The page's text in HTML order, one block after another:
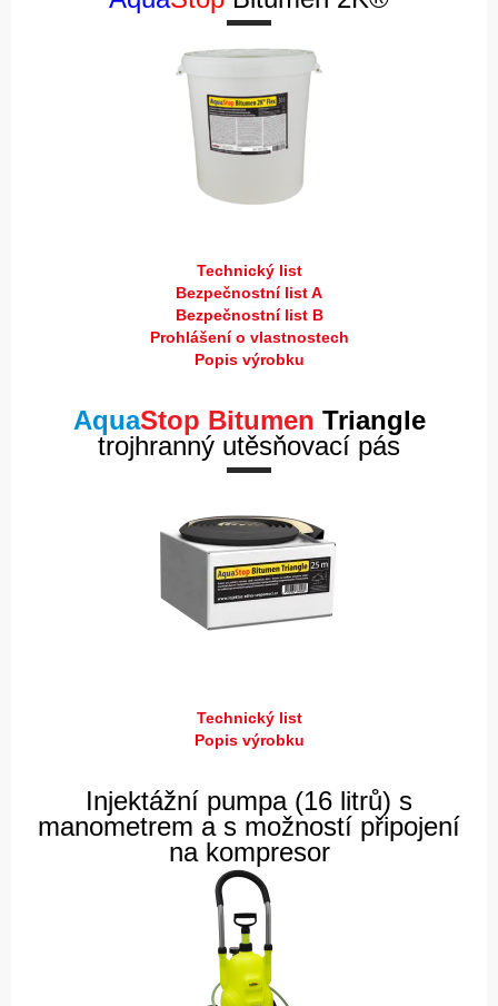
Technický list
Bezpečnostní list A
Bezpečnostní list B
Prohlášení o vlastnostech
Popis výrobku
AquaStop Bitumen Triangle
trojhranný utěsňovací pás
Technický list
Popis výrobku
Injektážní pumpa (16 litrů) s
manometrem a s možností připojení
na kompresor